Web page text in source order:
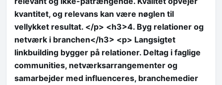
kvantitet, og relevans kan være nøglen til
vellykket resultat. </p> <h3>4. Byg relationer og
netværk i branchen</h3> <p> Langsigtet
linkbuilding bygger på relationer. Deltag i faglige
communities, netværksarrangementer og
samarbejder med influenceres, branchemedier